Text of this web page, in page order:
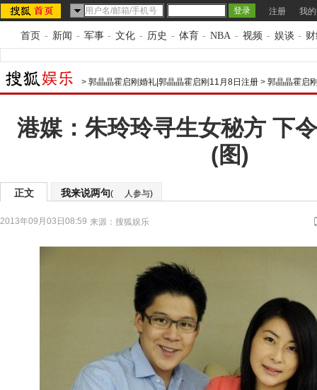
注册 我
首页 - 新闻 - 军事 - 文化 - 历史 - 体育 - NBA - 视频 - 娱谈 -
> 郭晶晶霍启刚婚礼|郭晶晶霍启刚11月8日注册 > 郭晶晶霍启
港媒：朱玲玲寻生女秘方 下
(图)
正文 我来说两句( 人参与)
2013年09月03日08:59 来源： 搜狐娱乐